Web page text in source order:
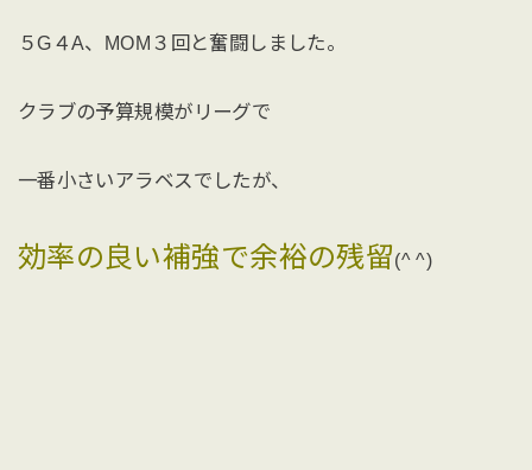
５G４A、MOM３回と奮闘しました。
クラブの予算規模がリーグで
一番小さいアラベスでしたが、
効率の良い補強で余裕の残留(^ ^)